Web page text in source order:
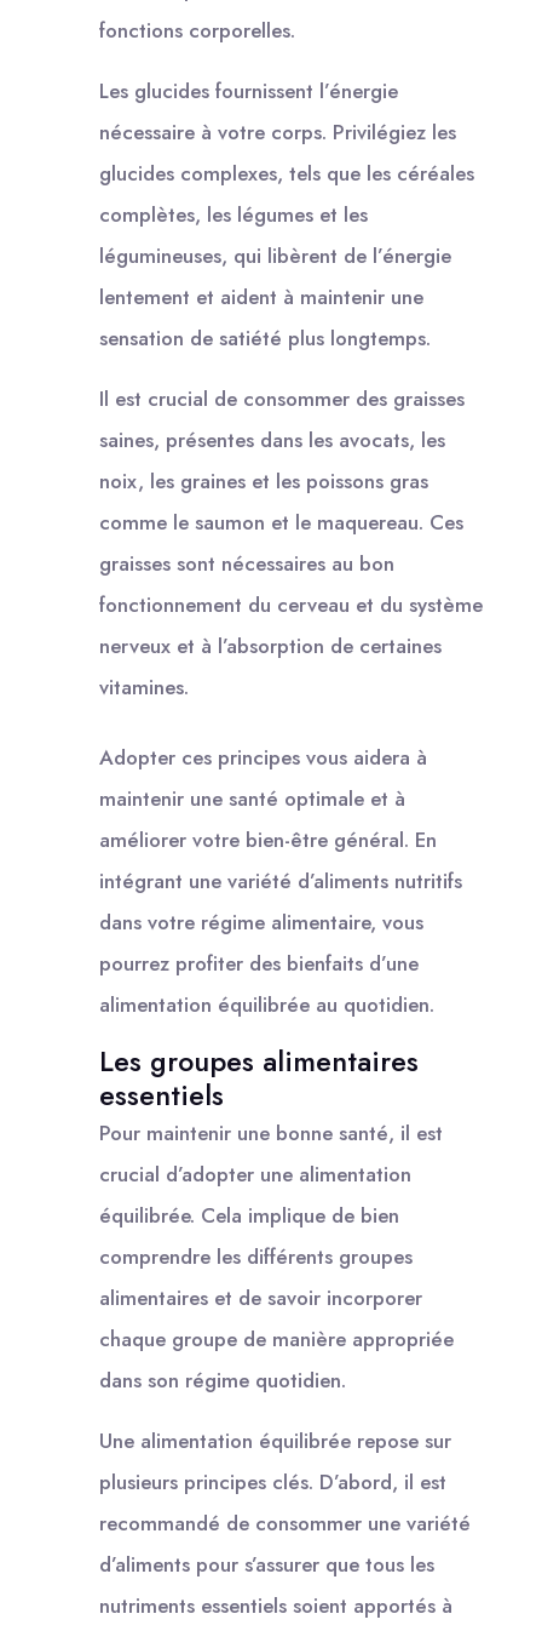
fonctions corporelles.
Les glucides fournissent l’énergie
nécessaire à votre corps. Privilégiez les
glucides complexes, tels que les céréales
complètes, les légumes et les
légumineuses, qui libèrent de l’énergie
lentement et aident à maintenir une
sensation de satiété plus longtemps.
Il est crucial de consommer des graisses
saines, présentes dans les avocats, les
noix, les graines et les poissons gras
comme le saumon et le maquereau. Ces
graisses sont nécessaires au bon
fonctionnement du cerveau et du système
nerveux et à l’absorption de certaines
vitamines.
Adopter ces principes vous aidera à
maintenir une santé optimale et à
améliorer votre bien-être général. En
intégrant une variété d’aliments nutritifs
dans votre régime alimentaire, vous
pourrez profiter des bienfaits d’une
alimentation équilibrée au quotidien.
Les groupes alimentaires
essentiels
Pour maintenir une bonne santé, il est
crucial d’adopter une alimentation
équilibrée. Cela implique de bien
comprendre les différents groupes
alimentaires et de savoir incorporer
chaque groupe de manière appropriée
dans son régime quotidien.
Une alimentation équilibrée repose sur
plusieurs principes clés. D’abord, il est
recommandé de consommer une variété
d’aliments pour s’assurer que tous les
nutriments essentiels soient apportés à